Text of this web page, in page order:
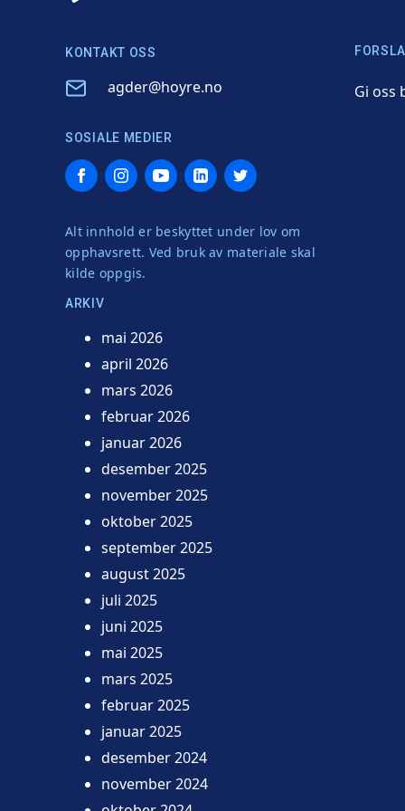
KONTAKT OSS
Email agder@hoyre.no
SOSIALE MEDIER
FacebookInstagramYouTubeLinkedInTwitter
Alt innhold er beskyttet under lov om
opphavsrett. Ved bruk av materiale skal
kilde oppgis.
ARKIV
mai 2026
april 2026
mars 2026
februar 2026
januar 2026
desember 2025
november 2025
oktober 2025
september 2025
august 2025
juli 2025
juni 2025
mai 2025
mars 2025
februar 2025
januar 2025
desember 2024
november 2024
Gi oss